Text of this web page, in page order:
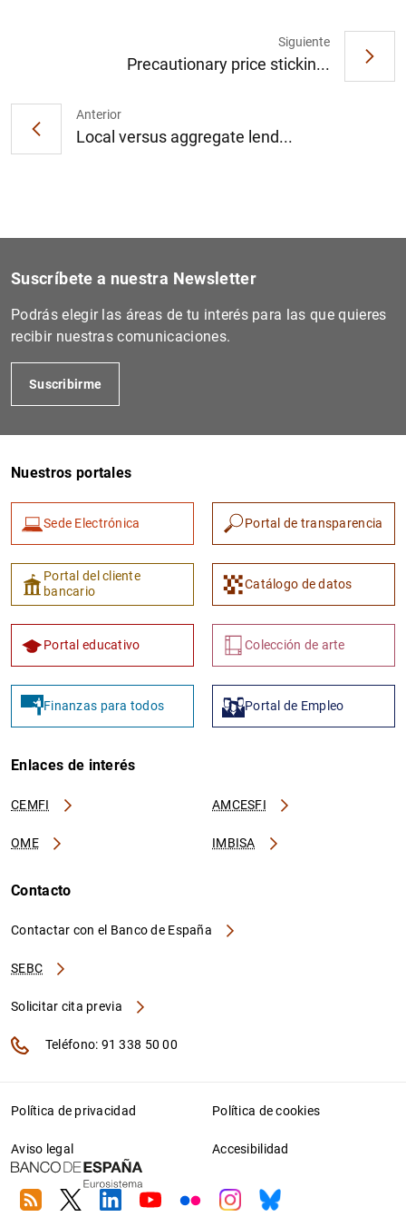
Anterior
Local versus aggregate lend...
Siguiente
Precautionary price stickin...
Suscríbete a nuestra Newsletter
Podrás elegir las áreas de tu interés para las que quieres
recibir nuestras comunicaciones.
Suscribirme
Nuestros portales
Sede Electrónica Portal de transparencia
Portal del cliente
bancario
Catálogo de datos
Portal educativo Colección de arte
Finanzas para todos Portal de Empleo
Enlaces de interés
CEMFI AMCESFI
OME IMBISA
Contacto
Contactar con el Banco de España
SEBC
Solicitar cita previa
Teléfono: 91 338 50 00
Política de privacidad Política de cookies
Aviso legal Accesibilidad
RSS TwitterLinkedin
YoutubeFlickrInstagram
Bluesky